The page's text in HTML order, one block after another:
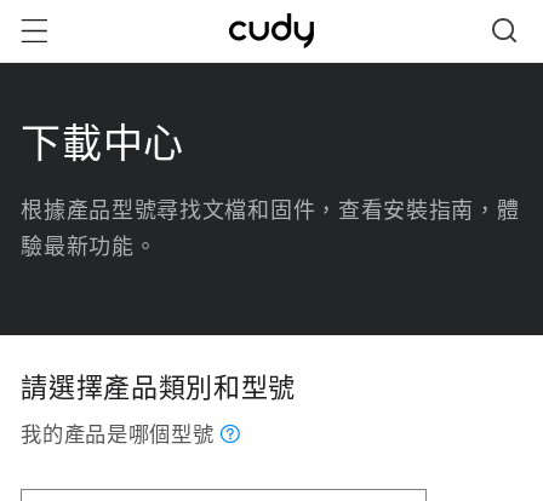
跳至內
容
下載中心
根據產品型號尋找文檔和固件，查看安裝指南，體
驗最新功能。
請選擇產品類別和型號
我的產品是哪個型號